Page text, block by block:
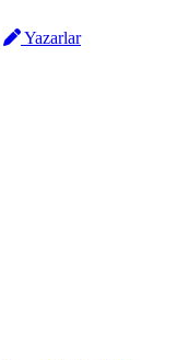
Yazarlar